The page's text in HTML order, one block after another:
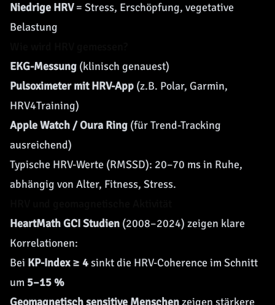
Niedrige HRV= Stress, Erschöpfung, vegetative
Belastung
EKG-Messung (klinisch genauest)
Pulsoximeter mit HRV-App (z.B. Polar, Garmin,
HRV4Training)
Apple Watch / Oura Ring (für Trend-Tracking
ausreichend)
Typische HRV-Werte (RMSSD): 20–70 ms in Ruhe,
abhängig von Alter, Fitness, Stress.
HeartMath GCI Studien (2008–2024) zeigen klare
Korrelationen:
Bei KP-Index≥ 4sinkt die HRV-Coherence im Schnitt
um 5–15 %
Geomagnetischsensitive Menschenzeigen stärkere